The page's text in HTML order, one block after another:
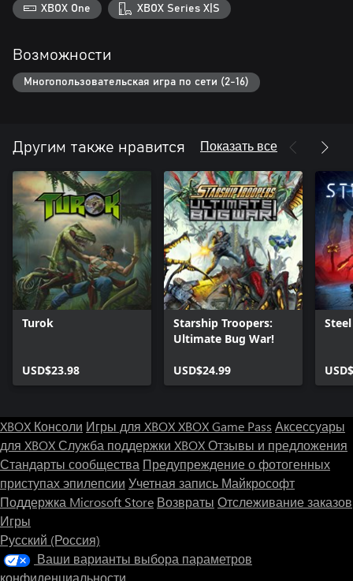
XBOX One XBOX Series X|S
Возможности
Многопользовательская игра по сети (2-16)
Другим также нравится Показать все
Turok
USD$23.98
Starship Troopers:
Ultimate Bug War!
USD$24.99
XBOX Консоли Игры для XBOXXBOX Game Pass Аксессуары
для XBOXСлужба поддержки XBOXОтзывы и предложения
Стандарты сообщества Предупреждение о фотогенных
приступах эпилепсии Учетная запись Майкрософт
Поддержка Microsoft Store Возвраты Отслеживание заказов
Игры
Русский (Россия)
Ваши варианты выбора параметров
конфиденциальности